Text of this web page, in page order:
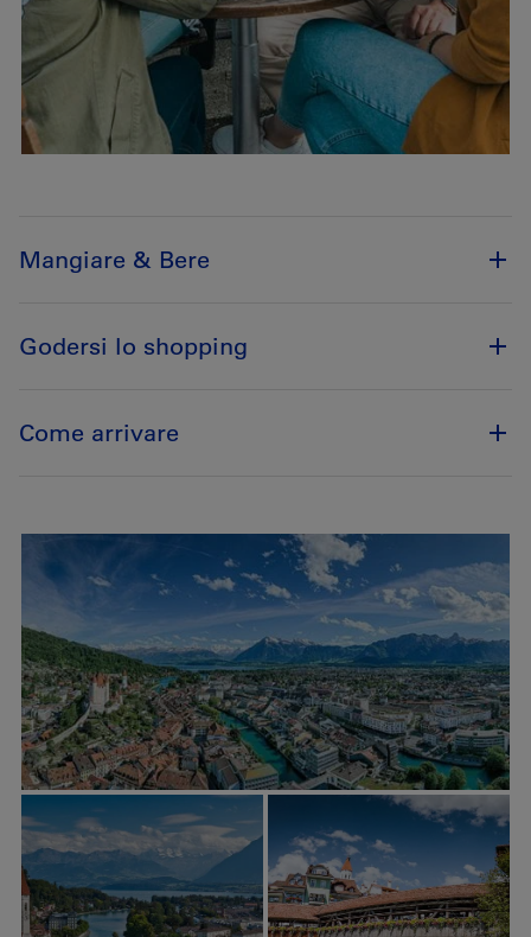
Mangiare & Bere
Godersi lo shopping
Come arrivare